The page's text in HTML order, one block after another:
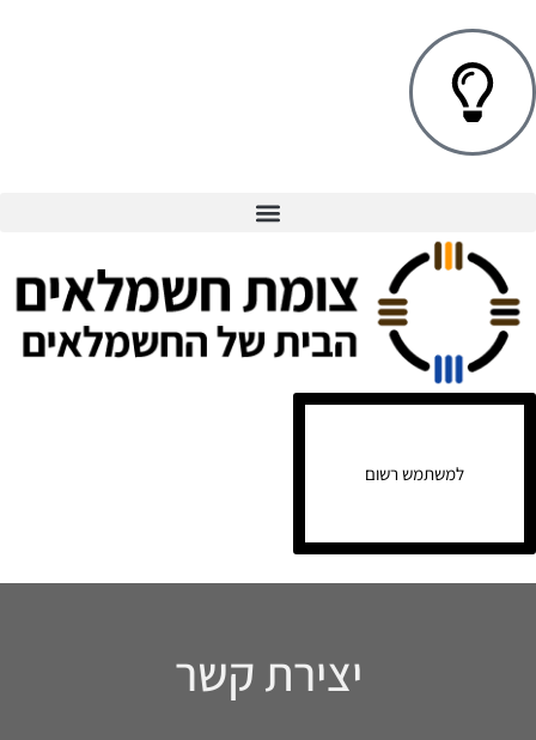
למשתמש רשום
יצירת קשר